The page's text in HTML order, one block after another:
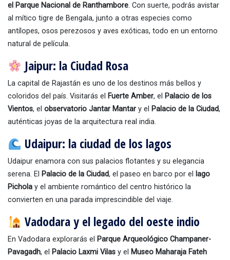
el Parque Nacional de Ranthambore. Con suerte, podrás avistar
al mítico tigre de Bengala, junto a otras especies como
antílopes, osos perezosos y aves exóticas, todo en un entorno
natural de película.
Jaipur: la Ciudad Rosa
La capital de Rajastán es uno de los destinos más bellos y
coloridos del país. Visitarás el Fuerte Amber, el Palacio de los
Vientos, el observatorio Jantar Mantar y el Palacio de la Ciudad,
auténticas joyas de la arquitectura real india.
Udaipur: la ciudad de los lagos
Udaipur enamora con sus palacios flotantes y su elegancia
serena. El Palacio de la Ciudad, el paseo en barco por el lago
Pichola y el ambiente romántico del centro histórico la
convierten en una parada imprescindible del viaje.
Vadodara y el legado del oeste indio
En Vadodara explorarás el Parque Arqueológico Champaner-
Pavagadh, el Palacio Laxmi Vilas y el Museo Maharaja Fateh